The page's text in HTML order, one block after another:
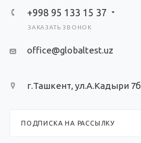
+998 95 133 15 37
ЗАКАЗАТЬ ЗВОНОК
office@globaltest.uz
г.Ташкент, ул.А.Кадыри 7б
ПОДПИСКА НА РАССЫЛКУ